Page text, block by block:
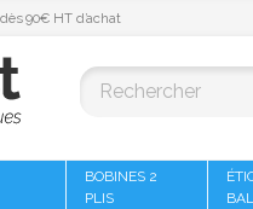
90€ HT d’achat
BOBINES 2
PLIS